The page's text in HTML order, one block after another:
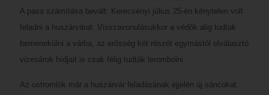
A pasa számítása bevált: Kerecsényi július 25-én kénytelen volt
feladni a huszárvárat. Visszavonulásukkor a védők alig tudtak
bemenekülni a várba, az erősség két részét egymástól elválasztó
vizesárok hídjait is csak félig tudták lerombolni.
Az ostromlók már a huszárvár feladásának éjjelén új sáncokat